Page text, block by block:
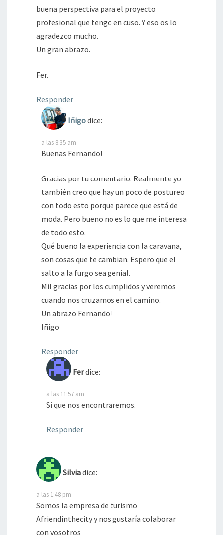
buena perspectiva para el proyecto
profesional que tengo en cuso. Y eso os lo
agradezco mucho.
Un gran abrazo.
Fer.
Responder
Iñigodice:
a las 8:35 am
Buenas Fernando!
Gracias por tu comentario. Realmente yo
también creo que hay un poco de postureo
con todo esto porque parece que está de
moda. Pero bueno no es lo que me interesa
de todo esto.
Qué bueno la experiencia con la caravana,
son cosas que te cambian. Espero que el
salto a la furgo sea genial.
Mil gracias por los cumplidos y veremos
cuando nos cruzamos en el camino.
Un abrazo Fernando!
Iñigo
Responder
Ferdice:
a las 11:57 am
Si que nos encontraremos.
Responder
Silviadice:
a las 1:48 pm
Somos la empresa de turismo
Afriendinthecity y nos gustaría colaborar
con vosotros